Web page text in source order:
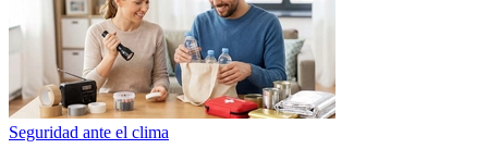
Seguridad ante el clima